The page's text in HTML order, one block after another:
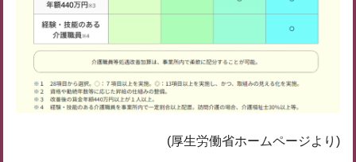
(厚生労働省ホームページより)